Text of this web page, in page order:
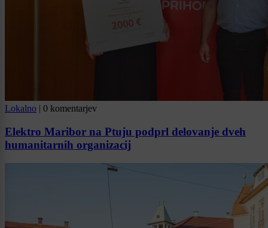
Lokalno | 0 komentarjev
Elektro Maribor na Ptuju podprl delovanje dveh
humanitarnih organizacij